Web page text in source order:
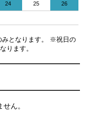
24 25 26
みとなります。 ※祝日の
ります。
ん。